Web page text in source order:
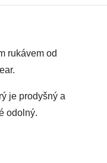
rukávem od
je prodyšný a
odolný.